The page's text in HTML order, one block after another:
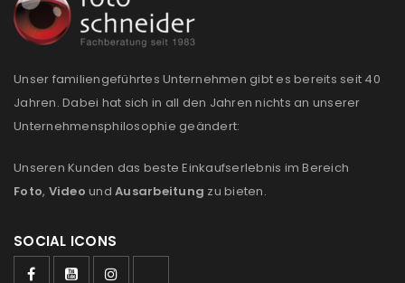
NEWSLETTER ABONNIEREN
Please select all the ways you would like to hear from
Ich stimme zu
akzeptiere dieDatenschutzerklärung. *
Unser familiengeführtes Unternehmen gibt es bereits seit 40
Jahren. Dabei hat sich in all den Jahren nichts an unserer
Unternehmensphilosophie geändert:
Unseren Kunden das beste Einkaufserlebnis im Bereich
Foto, Video und Ausarbeitung zu bieten.
SOCIAL ICONS